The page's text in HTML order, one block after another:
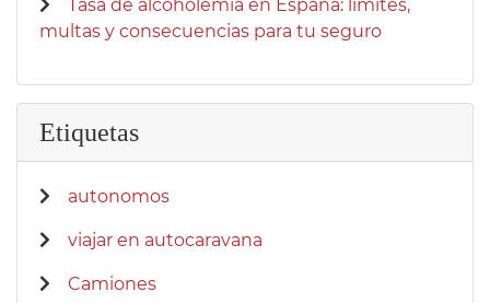
Tasa de alcoholemia en España: límites,
multas y consecuencias para tu seguro
Etiquetas
autonomos
viajar en autocaravana
Camiones